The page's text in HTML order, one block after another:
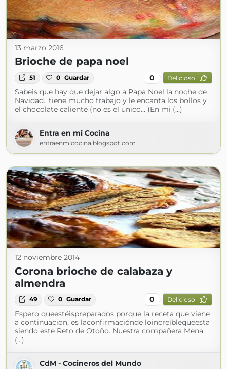
13 marzo 2016
Brioche de papa noel
51 0 Guardar 0 Delicioso
Sabeis que hay que dejar algo a Papa Noel la noche de
Navidad.. tiene mucho trabajo y le encanta los bollos y
el chocolate caliente (no es el unico... )En mi (...)
Entra en mi Cocina
entraenmicocina.blogspot.com
12 noviembre 2014
Corona brioche de calabaza y
almendra
49 0 Guardar 0 Delicioso
Espero queestéispreparados porque la receta que viene
a continuacion, es laconfirmaciónde loincreíblequeesta
siendo este Reto de Otoño. Nuestra compañera Mena
(...)
CdM - Cocineros del Mundo